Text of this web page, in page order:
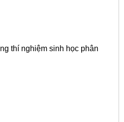
thí nghiệm sinh học phân